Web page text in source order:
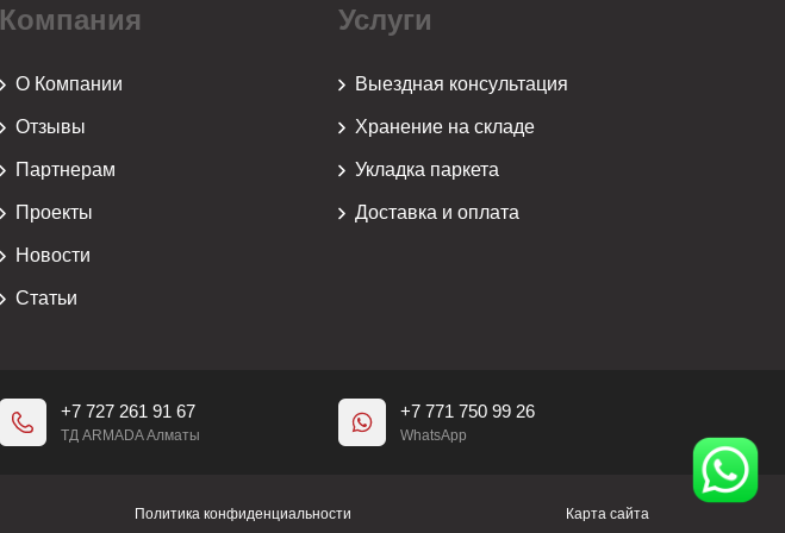
Компания
О Компании
Отзывы
Партнерам
Проекты
Новости
Статьи
Услуги
Выездная консультация
Хранение на складе
Укладка паркета
Доставка и оплата
+7 727 261 91 67
ТД ARMADA Алматы
+7 771 750 99 26
WhatsApp
Политика конфиденциальности Карта сайта